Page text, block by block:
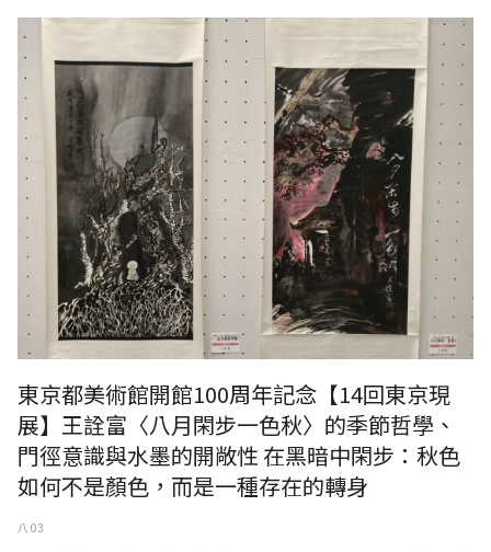
東京都美術館開館100周年記念【14回東京現
展】王詮富〈八月閑步一色秋〉的季節哲學、
門徑意識與水墨的開敞性 在黑暗中閑步：秋色
如何不是顏色，而是一種存在的轉身
八 03